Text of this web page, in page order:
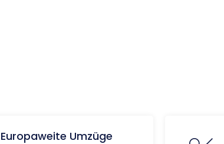
Europaweite Umzüge